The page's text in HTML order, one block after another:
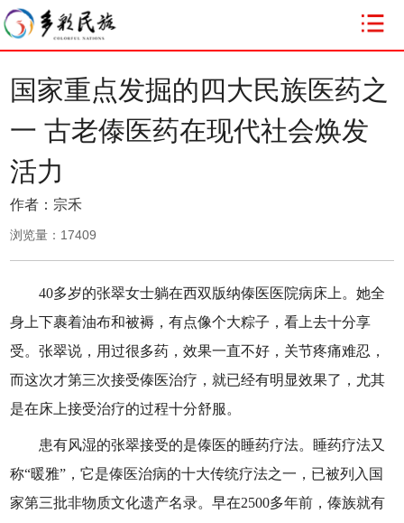
国家重点发掘的四大民族医药之
一 古老傣医药在现代社会焕发
活力
作者：宗禾
浏览量： 17409
40多岁的张翠女士躺在西双版纳傣医医院病床上。她全
身上下裹着油布和被褥，有点像个大粽子，看上去十分享
受。张翠说，用过很多药，效果一直不好，关节疼痛难忍，
而这次才第三次接受傣医治疗，就已经有明显效果了，尤其
是在床上接受治疗的过程十分舒服。
患有风湿的张翠接受的是傣医的睡药疗法。睡药疗法又
称“暖雅”，它是傣医治病的十大传统疗法之一，已被列入国
家第三批非物质文化遗产名录。早在2500多年前，傣族就有